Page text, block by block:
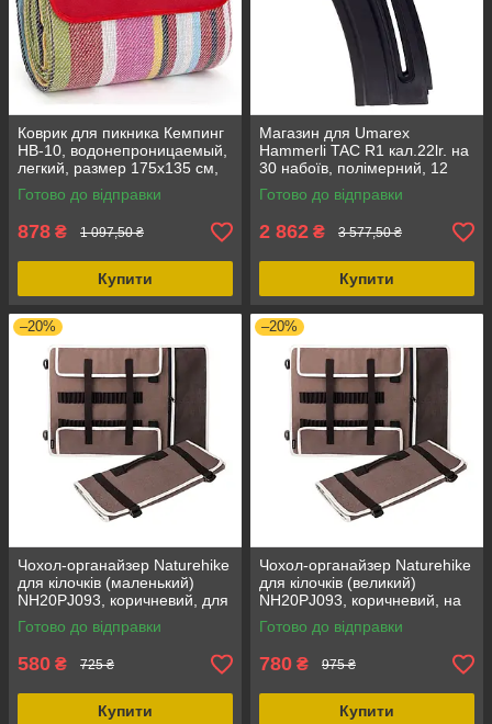
Коврик для пикника Кемпинг
HB-10, водонепроницаемый,
легкий, размер 175х135 см,
для активного отдыха на
природе
Готово до відправки
878 ₴ 1 097,50 ₴
Купити
Магазин для Umarex
Hammerli TAC R1 кал.22lr. на
30 набоїв, полімерний, 12
місяців гарантії
Готово до відправки
2 862 ₴ 3 577,50 ₴
Купити
–20%
Чохол-органайзер Naturehike
для кілочків (маленький)
NH20PJ093, коричневий, для
16 кілочків, стильний дизайн,
міцний матеріал
Готово до відправки
580 ₴ 725 ₴
Купити
–20%
Чохол-органайзер Naturehike
для кілочків (великий)
NH20PJ093, коричневий, на
20 кілочків, міцний матеріал,
розмір 42x58 см
Готово до відправки
780 ₴ 975 ₴
Купити